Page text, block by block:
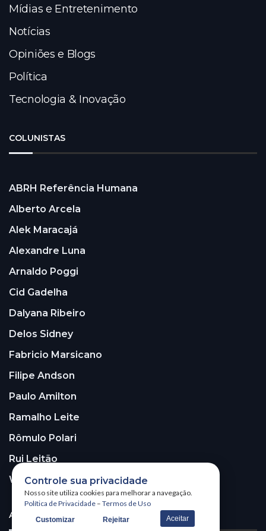
Mídias e Entretenimento
Notícias
Opiniões e Blogs
Política
Tecnologia & Inovação
COLUNISTAS
ABRH Referência Humana
Alberto Arcela
Alek Maracajá
Alexandre Luna
Arnaldo Poggi
Cid Gadelha
Dalyana Ribeiro
Delos Sidney
Fabricio Marsicano
Filipe Andson
Paulo Amilton
Ramalho Leite
Rômulo Polari
Rui Leitão
Walter Santos
ASSINE A NOSSA NEWSLETTER!
Controle sua privacidade
Nosso site utiliza cookies para melhorar a navegação.
Política de Privacidade – Termos de Uso
Customizar Rejeitar Aceitar